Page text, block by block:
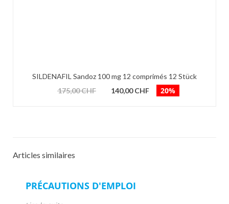
SILDENAFIL Sandoz 100 mg 12 comprimés 12 Stück
175,00 CHF
140,00 CHF 20%
Articles similaires
PRÉCAUTIONS D'EMPLOI